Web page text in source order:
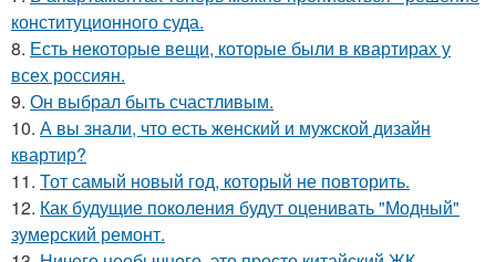
конституционного суда.
8. Есть некоторые вещи, которые были в квартирах у
всех россиян.
9. Он выбрал быть счастливым.
10. А вы знали, что есть женский и мужской дизайн
квартир?
11. Тот самый новый год, который не повторить.
12. Как будущие поколения будут оценивать "Модный"
зумерский ремонт.